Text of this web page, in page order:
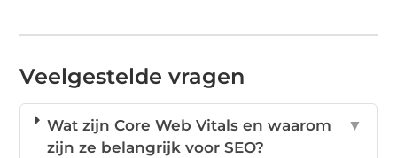
Veelgestelde vragen
Wat zijn Core Web Vitals en waarom
zijn ze belangrijk voor SEO?
▼